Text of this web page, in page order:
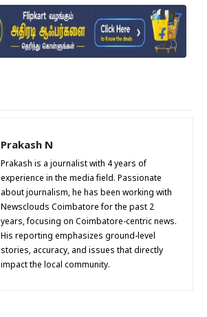
Prakash N
Prakash is a journalist with 4 years of
experience in the media field. Passionate
about journalism, he has been working with
Newsclouds Coimbatore for the past 2
years, focusing on Coimbatore-centric news.
His reporting emphasizes ground-level
stories, accuracy, and issues that directly
impact the local community.